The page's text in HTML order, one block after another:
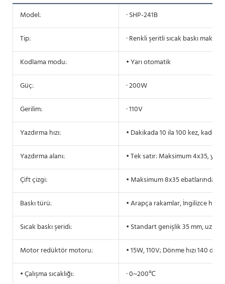
Model: · SHP-241B
Tip: · Renkli şeritli sıcak baskı
Kodlama modu: • Yarı otomatik
Güç: · 200W
Gerilim: · 110V
Yazdırma hızı: • Dakikada 10 ila 100 kez,
Yazdırma alanı: • Tek satır: Maksimum 4x35,
Çift çizgi: • Maksimum 8x35 ebatlarında,
Baskı türü: • Arapça rakamlar, İngilizce
Sıcak baskı şeridi: • Standart genişlik 35 mm,
Motor redüktör motoru: • 15W, 110V; Dönme hızı 140
• Çalışma sıcaklığı: · 0~200℃